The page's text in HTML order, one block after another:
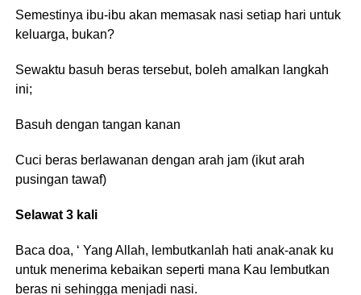
Semestinya ibu-ibu akan memasak nasi setiap hari untuk
keluarga, bukan?
Sewaktu basuh beras tersebut, boleh amalkan langkah
ini;
Basuh dengan tangan kanan
Cuci beras berlawanan dengan arah jam (ikut arah
pusingan tawaf)
Selawat 3 kali
Baca doa, ‘ Yang Allah, lembutkanlah hati anak-anak ku
untuk menerima kebaikan seperti mana Kau lembutkan
beras ni sehingga menjadi nasi.